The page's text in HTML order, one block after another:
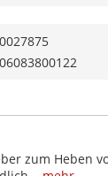
zum Heben